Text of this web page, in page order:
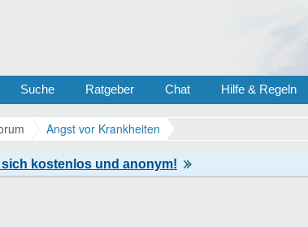
Suche Ratgeber Chat Hilfe & Regeln
Angst vor Krankheiten